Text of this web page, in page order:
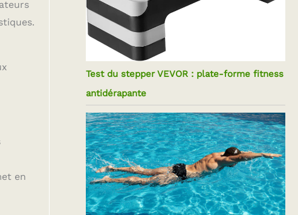
en
Test du stepper VEVOR : plate-forme fitness
antidérapante